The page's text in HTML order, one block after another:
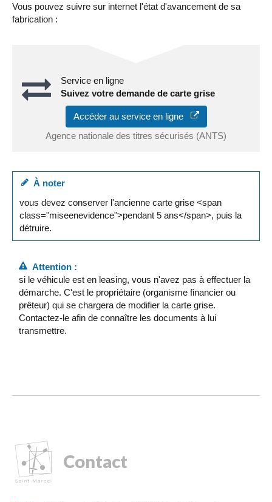
Vous pouvez suivre sur internet l'état d'avancement de sa
fabrication :
Service en ligne
Suivez votre demande de carte grise
Accéder au service en ligne
Agence nationale des titres sécurisés (ANTS)
À noter
vous devez conserver l'ancienne carte grise <span
class="miseenevidence">pendant 5 ans</span>, puis la
détruire.
Attention :
si le véhicule est en leasing, vous n'avez pas à effectuer la
démarche. C'est le propriétaire (organisme financier ou
prêteur) qui se chargera de modifier la carte grise.
Contactez-le afin de connaître les documents à lui
transmettre.
Contact